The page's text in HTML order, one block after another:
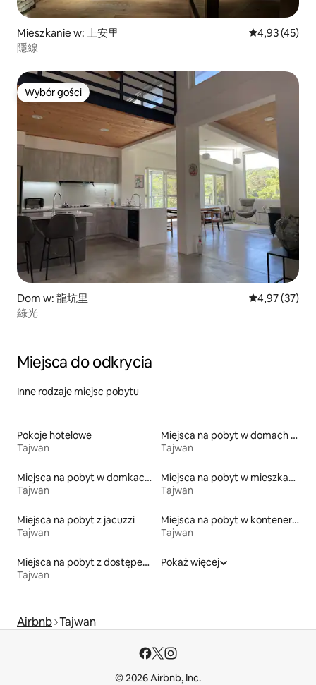
Mieszkanie w: 上安里 Średnia
4,93 (45)
隱線
Wybór gości
Wybór gości
Dom w: 龍坑里 Średnia
4,97 (37)
綠光
Miejsca do odkrycia
Inne rodzaje miejsc pobytu
Pokoje hotelowe
Tajwan
Miejsca na pobyt w domach wakacyjnych
Tajwan
Miejsca na pobyt w domkach gościnnych
Tajwan
Miejsca na pobyt w mieszkaniach
Tajwan
Miejsca na pobyt z jacuzzi
Tajwan
Miejsca na pobyt w kontenerach
Tajwan
Miejsca na pobyt z dostępem do plaży
Tajwan
Pokaż więcej
Airbnb Tajwan
© 2026 Airbnb, Inc.